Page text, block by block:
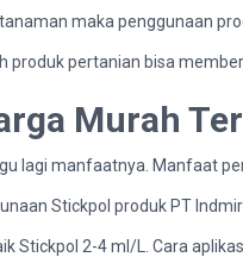
maka penggunaan
pertanian bisa
Murah
lagi manfaatnya. Manfaat
Stickpol produk PT
Stickpol 2-4 ml/L. Cara